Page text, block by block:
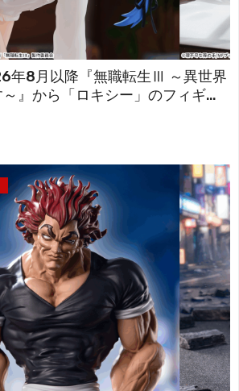
年8月以降『無職転生Ⅲ ～異世界
』から「ロキシー」のフィギュ